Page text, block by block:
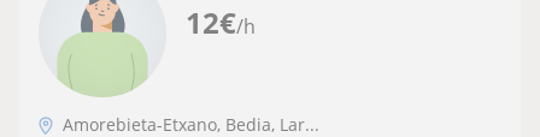
12€/h
Amorebieta-Etxano, Bedia, Lar...